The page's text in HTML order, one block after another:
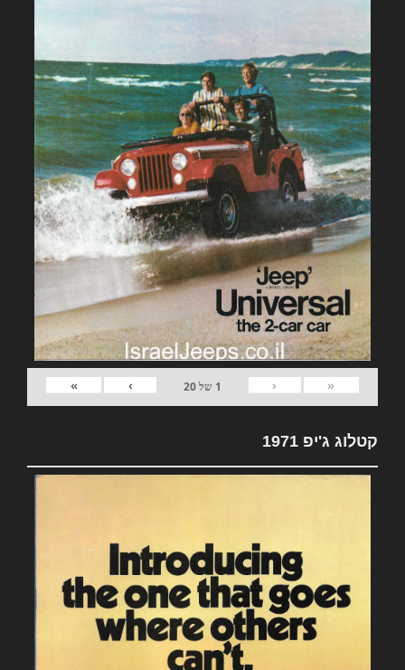
«
‹
1 של20
›
»
קטלוג ג'יפ 1971